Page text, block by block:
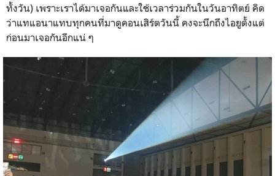
ทั้งวัน) เพราะเราได้มาเจอกันและใช้เวลาร่วมกันในวันอาทิตย์ คิด
ว่าแทแอนาแทบทุกคนที่มาดูคอนเสิร์ตวันนี้ คงจะนึกถึงไอยูตั้งแต่
ก่อนมาเจอกันอีกแน่ ๆ